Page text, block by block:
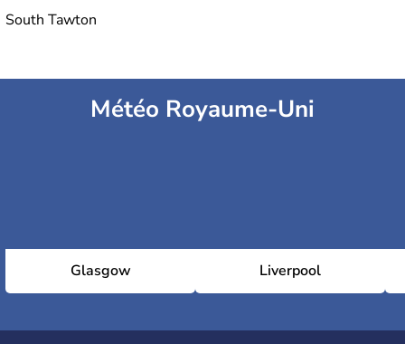
South Tawton
Météo Royaume-Uni
Glasgow Liverpool